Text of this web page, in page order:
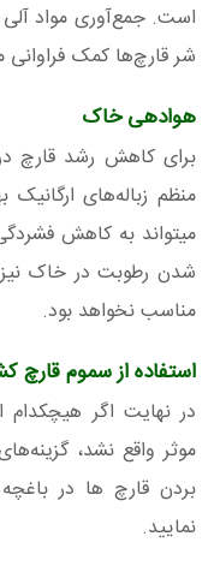
است. جمع‌آوری مواد
شر قارچ‌ها کمک فراوانی
هوادهی خاک
برای کاهش رشد قارچ
منظم زباله‌های
میتواند به کاهش
شدن رطوبت در خاک
مناسب نخواهد بود.
استفاده از سموم قارچ
در نهایت اگر
موثر واقع نشد،
بردن قارچ ها در
نمایید.